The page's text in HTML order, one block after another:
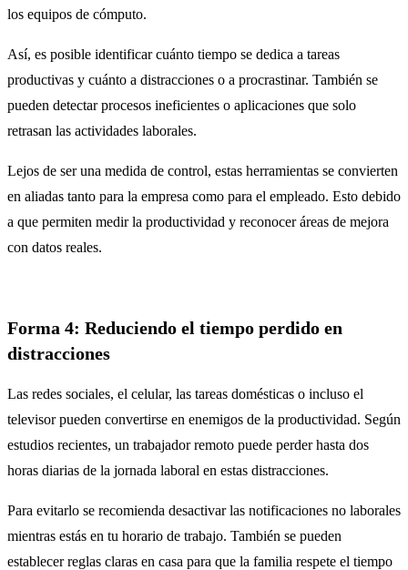
los equipos de cómputo.
Así, es posible identificar cuánto tiempo se dedica a tareas
productivas y cuánto a distracciones o a procrastinar. También se
pueden detectar procesos ineficientes o aplicaciones que solo
retrasan las actividades laborales.
Lejos de ser una medida de control, estas herramientas se convierten
en aliadas tanto para la empresa como para el empleado. Esto debido
a que permiten medir la productividad y reconocer áreas de mejora
con datos reales.
Forma 4: Reduciendo el tiempo perdido en
distracciones
Las redes sociales, el celular, las tareas domésticas o incluso el
televisor pueden convertirse en enemigos de la productividad. Según
estudios recientes, un trabajador remoto puede perder hasta dos
horas diarias de la jornada laboral en estas distracciones.
Para evitarlo se recomienda desactivar las notificaciones no laborales
mientras estás en tu horario de trabajo. También se pueden
establecer reglas claras en casa para que la familia respete el tiempo